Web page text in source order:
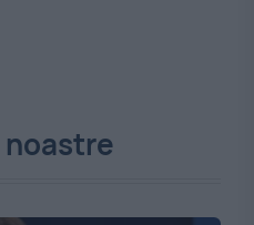
noastre